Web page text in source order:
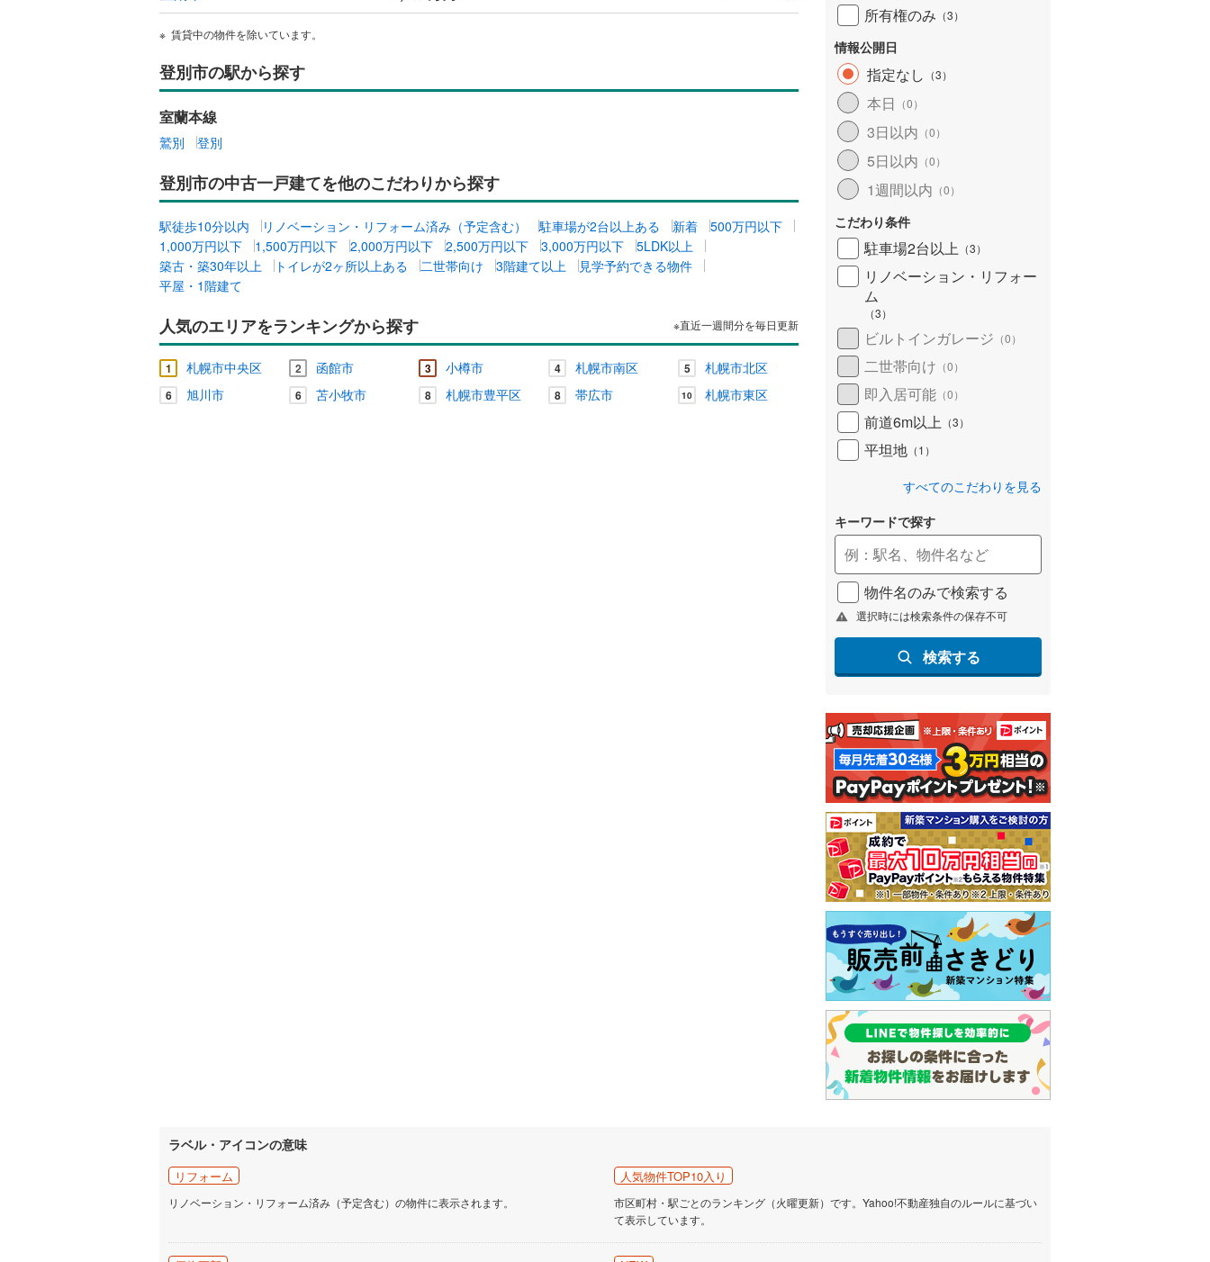
賃貸中の物件を除いています。
登別市の駅から探す
室蘭本線
鷲別 登別
登別市の中古一戸建てを他のこだわりから探す
駅徒歩10分以内 リノベーション・リフォーム済み（予定含む） 駐車場が2台以上ある 新着
500万円以下
1,000万円以下
1,500万円以下 2,000万円以下 2,500万円以下 3,000万円以下
5LDK以上
築古・築30年以上
トイレが2ヶ所以上ある 二世帯向け 3階建て以上
見学予約できる物件
平屋・1階建て
人気のエリアをランキングから探す ※直近一週間分を毎日更新
1 札幌市中央区 2 函館市 3 小樽市 4 札幌市南区 5 札幌市北区
6 旭川市 6 苫小牧市 8 札幌市豊平区 8 帯広市 10 札幌市東区
所有権のみ （3）
情報公開日
指定なし （3）
本日 （0）
3日以内 （0）
5日以内 （0）
1週間以内 （0）
こだわり条件
駐車場2台以上 （3）
リノベーション・リフォー
ム
（3）
ビルトインガレージ （0）
二世帯向け （0）
即入居可能 （0）
前道6m以上 （3）
平坦地 （1 ）
すべてのこだわりを見る
キーワードで探す
物件名のみで検索する
選択時には検索条件の保存不可
検索する
ラベル・アイコンの意味
リフォーム
リノベーション・リフォーム済み（予定含む）の物件に表示されます。
人気物件TOP10入り
市区町村・駅ごとのランキング（火曜更新）です。Yahoo!不動産独自のルールに基づい
て表示しています。
河東郡音更町(2)
河東郡鹿追町
上川郡新得町(0) 上川郡清水町(0) 河西郡芽室町(
広尾郡大樹町( 1)
中川郡池田町( 1)
中川郡豊頃町(0) 足寄郡足寄町(1
足寄郡陸別町(0) 十勝郡浦幌町(1) 釧路郡釧路町
厚岸郡厚岸町(0) 厚岸郡浜中町(0) 川上郡標茶町(0)
白糠郡白糠町
野付郡別海町
標津郡中標津町(0) 標津郡標津町 (0
目梨郡羅臼町(0